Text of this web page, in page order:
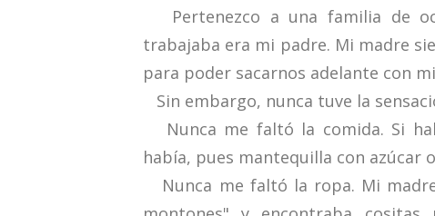
Pertenezco a una familia de
trabajaba era mi padre. Mi madre
para poder sacarnos adelante con
Sin embargo, nunca tuve la
Nunca me faltó la comida. Si
había, pues mantequilla con azúcar
Nunca me faltó la ropa. Mi